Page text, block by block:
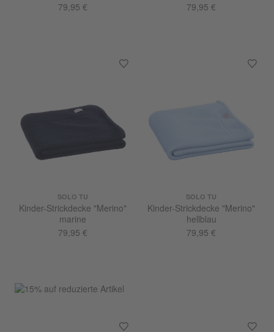
79,95 €
79,95 €
SOLO TU
Kinder-Strickdecke "Merino"
marine
79,95 €
SOLO TU
Kinder-Strickdecke "Merino"
hellblau
79,95 €